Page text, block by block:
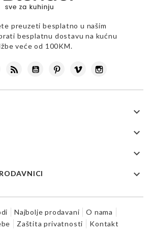
preuzeti besplatno u našim
besplatnu dostavu na kućnu
veće od 100KM.
Twitter Rss YouTubePinterest
Vimeo




Najbolje prodavani
O nama
Zaštita privatnosti
Kontakt